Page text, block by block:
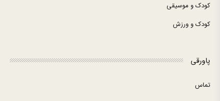
کودک و موسیقی
کودک و ورزش
پاورقی
تماس